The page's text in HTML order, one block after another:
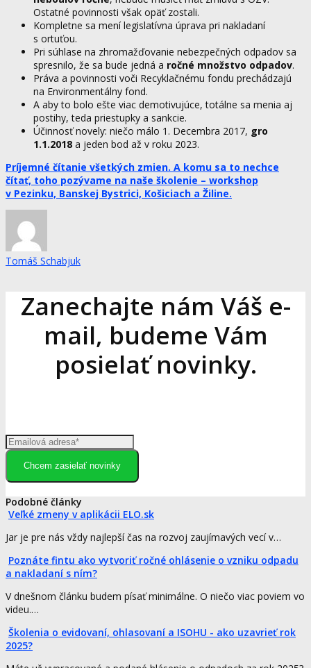
Ostatné povinnosti však opäť zostali.
Kompletne sa mení legislatívna úprava pri nakladaní
s ortuťou.
Pri súhlase na zhromažďovanie nebezpečných odpadov sa
spresnilo, že sa bude jedná a ročné množstvo odpadov.
Práva a povinnosti voči Recyklačnému fondu prechádzajú
na Environmentálny fond.
A aby to bolo ešte viac demotivujúce, totálne sa menia aj
postihy, teda priestupky a sankcie.
Účinnosť novely: niečo málo 1. Decembra 2017, gro
1.1.2018 a jeden bod až v roku 2023.
Príjemné čítanie všetkých zmien. A komu sa to nechce
čítať, toho pozývame na naše školenie – workshop
v Pezinku, Banskej Bystrici, Košiciach a Žiline.
Tomáš Schabjuk
Zanechajte nám Váš e-
mail, budeme Vám
posielať novinky.
Chcem zasielať novinky
Podobné články
Veľké zmeny v aplikácii ELO.sk
Jar je pre nás vždy najlepší čas na rozvoj zaujímavých vecí v…
Poznáte fintu ako vytvoriť ročné ohlásenie o vzniku odpadu
a nakladaní s ním?
V dnešnom článku budem písať minimálne. O niečo viac poviem vo
videu.…
Školenia o evidovaní, ohlasovaní a ISOHU - ako uzavrieť rok
2025?